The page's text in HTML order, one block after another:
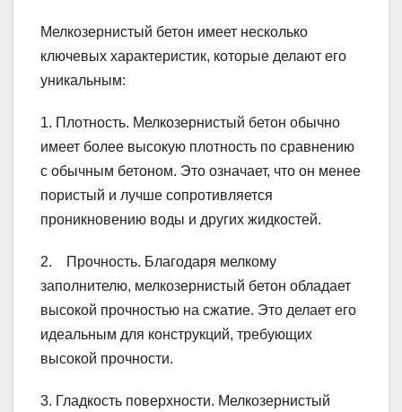
Мелкозернистый бетон имеет несколько
ключевых характеристик, которые делают его
уникальным:
1. Плотность. Мелкозернистый бетон обычно
имеет более высокую плотность по сравнению
с обычным бетоном. Это означает, что он менее
пористый и лучше сопротивляется
проникновению воды и других жидкостей.
2. Прочность. Благодаря мелкому
заполнителю, мелкозернистый бетон обладает
высокой прочностью на сжатие. Это делает его
идеальным для конструкций, требующих
высокой прочности.
3. Гладкость поверхности. Мелкозернистый